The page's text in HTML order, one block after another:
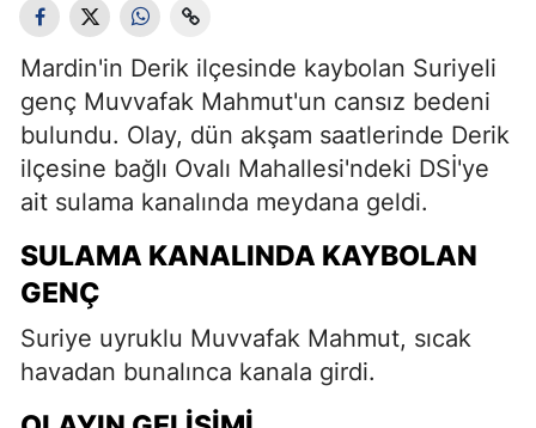
Mardin'in Derik ilçesinde kaybolan Suriyeli
genç Muvvafak Mahmut'un cansız bedeni
bulundu. Olay, dün akşam saatlerinde Derik
ilçesine bağlı Ovalı Mahallesi'ndeki DSİ'ye
ait sulama kanalında meydana geldi.
SULAMA KANALINDA KAYBOLAN
GENÇ
Suriye uyruklu Muvvafak Mahmut, sıcak
havadan bunalınca kanala girdi.